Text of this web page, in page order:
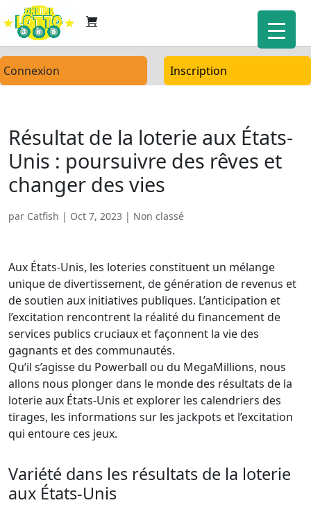
Connexion Inscription
Résultat de la loterie aux États-
Unis : poursuivre des rêves et
changer des vies
par Catfish | Oct 7, 2023 | Non classé
Aux États-Unis, les loteries constituent un mélange
unique de divertissement, de génération de revenus et
de soutien aux initiatives publiques. L’anticipation et
l’excitation rencontrent la réalité du financement de
services publics cruciaux et façonnent la vie des
gagnants et des communautés.
Qu’il s’agisse du Powerball ou du MegaMillions, nous
allons nous plonger dans le monde des résultats de la
loterie aux États-Unis et explorer les calendriers des
tirages, les informations sur les jackpots et l’excitation
qui entoure ces jeux.
Variété dans les résultats de la loterie
aux États-Unis